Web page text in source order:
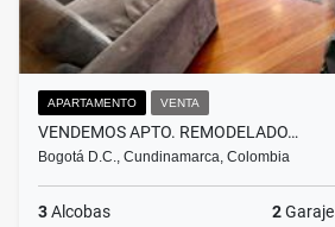
APARTAMENTO VENTA
VENDEMOS APTO. REMODELADO…
Bogotá D.C., Cundinamarca, Colombia
3Alcobas 2Garaje